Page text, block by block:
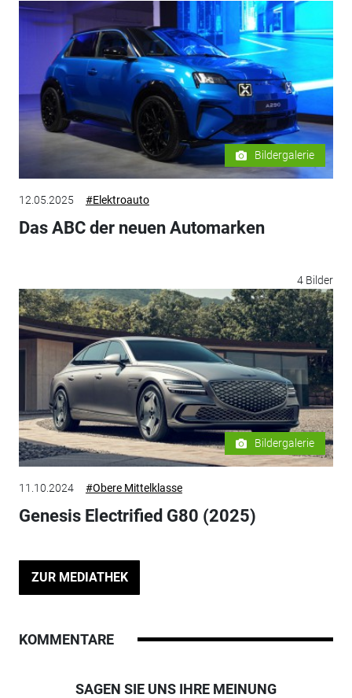
Bildergalerie
12.05.2025 #Elektroauto
Das ABC der neuen Automarken
4 Bilder
Bildergalerie
11.10.2024 #Obere Mittelklasse
Genesis Electrified G80 (2025)
ZUR MEDIATHEK
KOMMENTARE
SAGEN SIE UNS IHRE MEINUNG